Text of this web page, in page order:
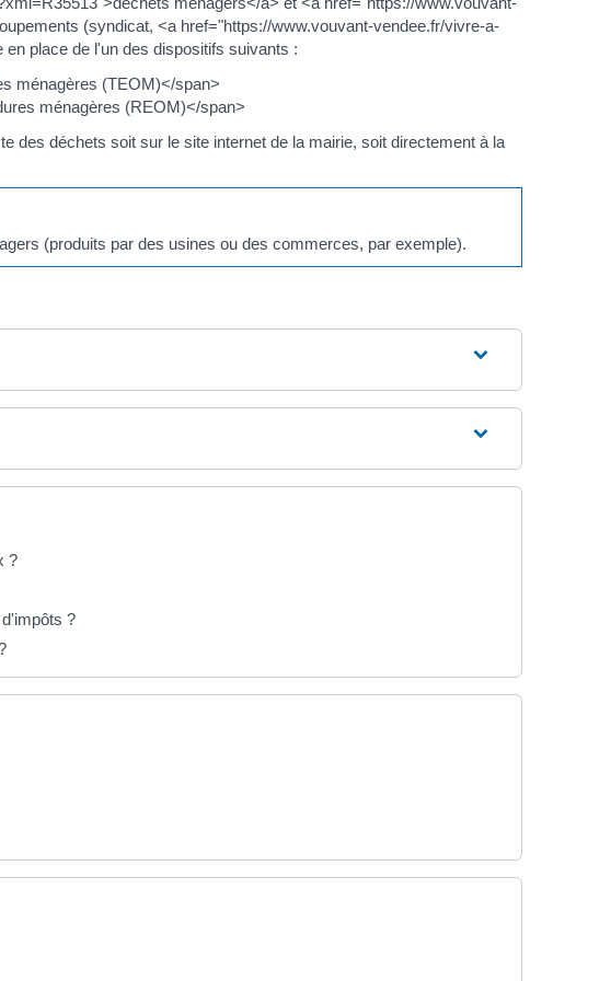
(syndicat, <a href="https://www.vouvant-vendee.fr/vivre-a-
place de l'un des dispositifs suivants :
ménagères (TEOM)</span>
ménagères (REOM)</span>
des déchets soit sur le site internet de la mairie, soit directement à la
(produits par des usines ou des commerces, par exemple).
?
?